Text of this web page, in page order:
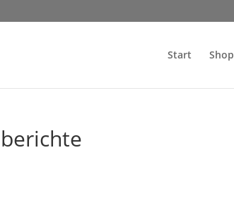
Start Shop